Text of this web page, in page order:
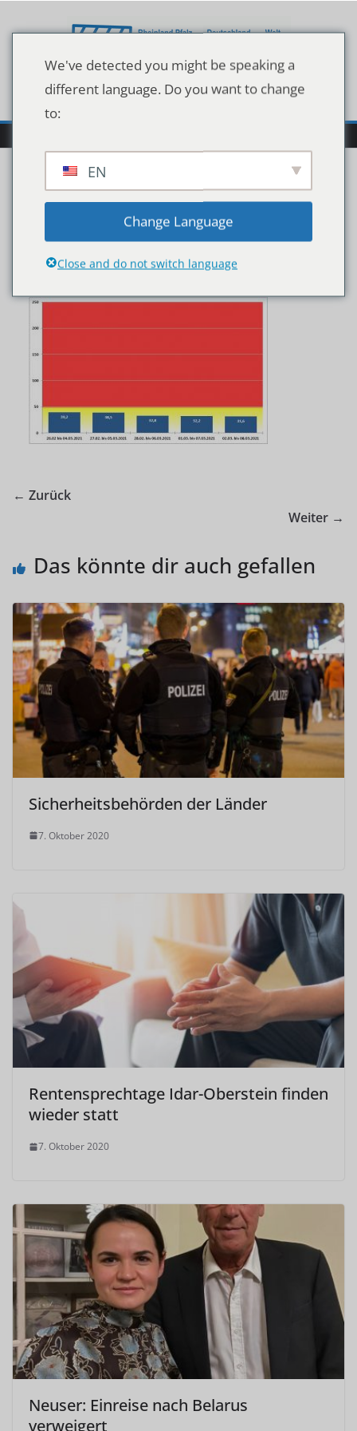
Inhalt
Wocheninzidenzwerte
Stand 08.03.2021
← Zurück
Weiter →
Das könnte dir auch gefallen
Sicherheitsbehörden der Länder
7. Oktober 2020
Rentensprechtage Idar-Oberstein finden
wieder statt
7. Oktober 2020
Neuser: Einreise nach Belarus
verweigert
We've detected you might be speaking a
different language. Do you want to change
to:
EN
Change Language
Close and do not switch language